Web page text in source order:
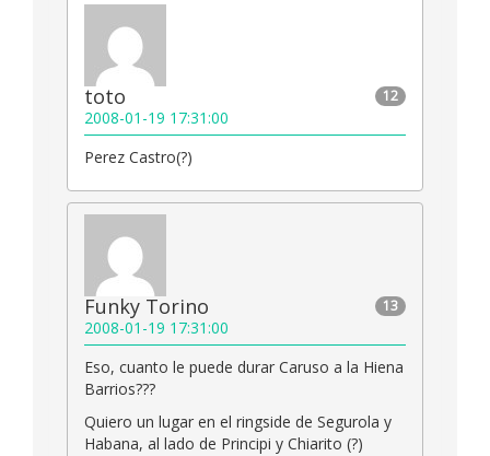
12
toto
2008-01-19 17:31:00
Perez Castro(?)
13
Funky Torino
2008-01-19 17:31:00
Eso, cuanto le puede durar Caruso a la Hiena
Barrios???
Quiero un lugar en el ringside de Segurola y
Habana, al lado de Principi y Chiarito (?)